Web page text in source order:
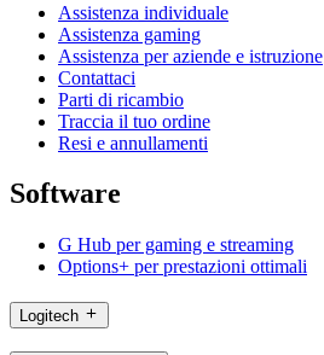
Assistenza individuale
Assistenza gaming
Assistenza per aziende e istruzione
Contattaci
Parti di ricambio
Traccia il tuo ordine
Resi e annullamenti
Software
G Hub per gaming e streaming
Options+ per prestazioni ottimali
Logitech